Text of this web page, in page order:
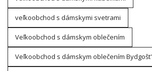
veľkoobchod s dámskymi svetrami
Veľkoobchod s dámskym oblečením
Veľkoobchod s dámskym oblečením Bydgošt'